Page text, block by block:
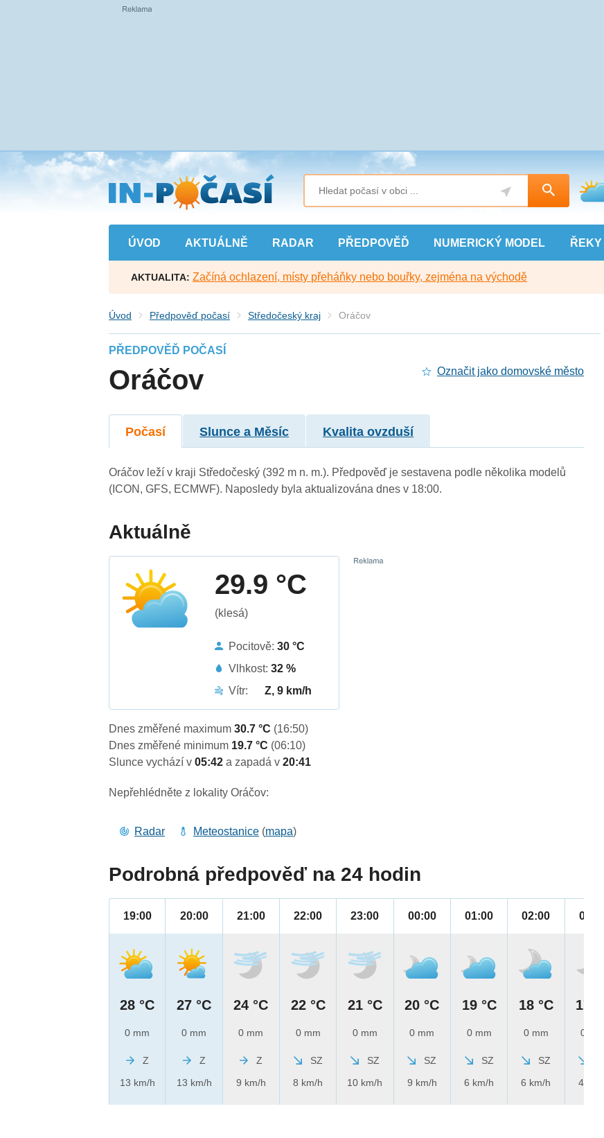
Přejít
na
hlavní
obsah
ÚVOD AKTUÁLNĚ RADAR PŘEDPOVĚĎ NUMERICKÝ MODEL ŘEKY
AKTUALITA: Začíná ochlazení, místy přeháňky nebo bouřky, zejména na východě
Úvod Předpověď počasí Středočeský kraj Oráčov
PŘEDPOVĚĎ POČASÍ
Oráčov Označit jako domovské město
Počasí Slunce a Měsíc Kvalita ovzduší
Oráčov leží v kraji Středočeský (392 m n. m.). Předpověď je sestavena podle několika modelů
(ICON, GFS, ECMWF). Naposledy byla aktualizována dnes v 18:00.
Aktuálně
29.9 °C
(klesá)
Pocitově:30 °C
Vlhkost:32 %
Vítr:
Z, 9 km/h
Dnes změřené maximum30.7 °C (16:50)
Dnes změřené minimum 19.7 °C (06:10)
Slunce vychází v05:42a zapadá v20:41
Nepřehlédněte z lokality Oráčov:
Radar Meteostanice (mapa)
Podrobná předpověď na 24 hodin
19:00
28 °C
0 mm
Z
13 km/h
20:00
27 °C
0 mm
Z
13 km/h
21:00
24 °C
0 mm
Z
9 km/h
22:00
22 °C
0 mm
SZ
8 km/h
23:00
21 °C
0 mm
SZ
10 km/h
00:00
20 °C
0 mm
SZ
9 km/h
01:00
19 °C
0 mm
SZ
6 km/h
02:00
18 °C
0 mm
SZ
6 km/h
03:00
17 °C
0 mm
4 km/h